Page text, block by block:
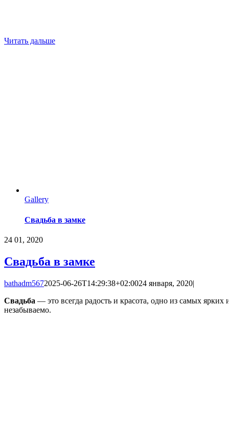
Читать дальше
Gallery
Свадьба в замке
24 01, 2020
Свадьба в замке
bathadm5672025-06-26T14:29:38+02:0024 января, 2020|
Свадьба — это всегда радость и красота, одно из самых
незабываемо.